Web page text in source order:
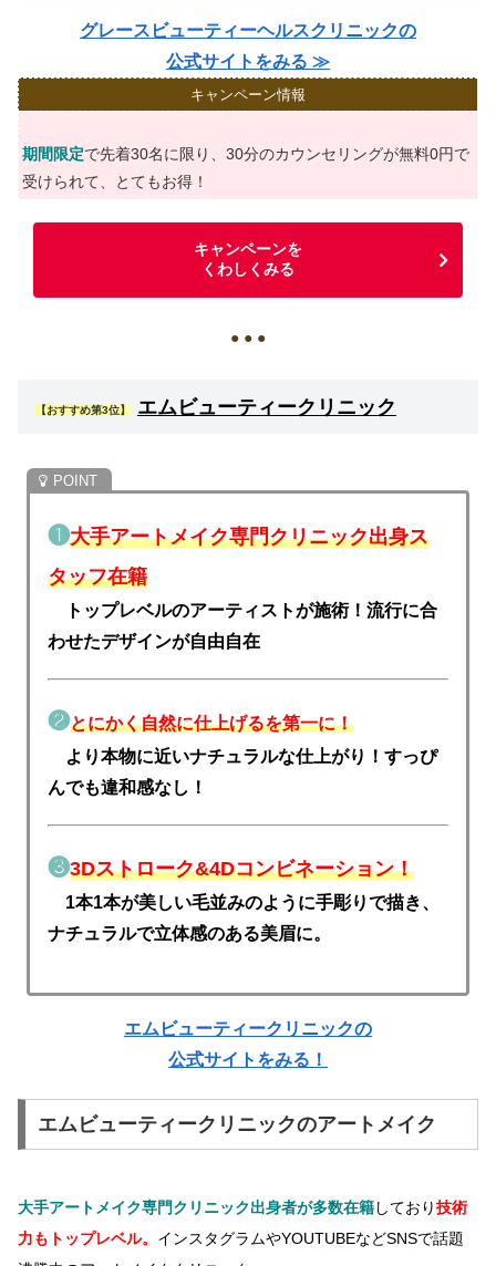
グレースビューティーヘルスクリニックの
公式サイトをみる ≫
キャンペーン情報
期間限定で先着30名に限り、30分のカウンセリングが無料0円で
受けられて、とてもお得！
キャンペーンを
くわしくみる
● ● ●
【おすすめ第3位】 エムビューティークリニック
❶大手アートメイク専門クリニック出身ス
タッフ在籍
トップレベルのアーティストが施術！流行に合
わせたデザインが自由自在
❷とにかく自然に仕上げるを第一に！
より本物に近いナチュラルな仕上がり！すっぴ
んでも違和感なし！
❸3Dストローク&4Dコンビネーション！
1本1本が美しい毛並みのように手彫りで描き、
ナチュラルで立体感のある美眉に。
エムビューティークリニックの
公式サイトをみる！
エムビューティークリニックのアートメイク
大手アートメイク専門クリニック出身者が多数在籍しており技術
力もトップレベル。 インスタグラムやYOUTUBEなどSNSで話題